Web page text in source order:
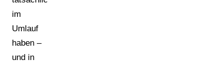
im
Umlauf
haben –
und in